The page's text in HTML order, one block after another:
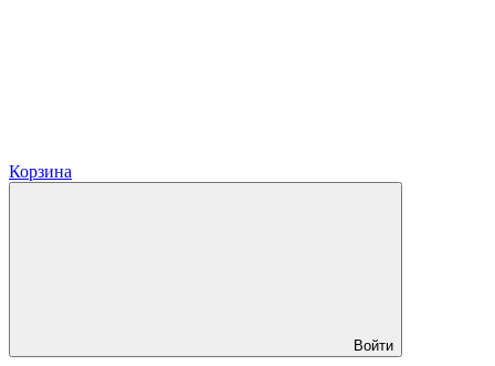
Корзина
Войти